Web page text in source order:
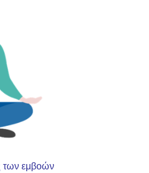
των εμβοών